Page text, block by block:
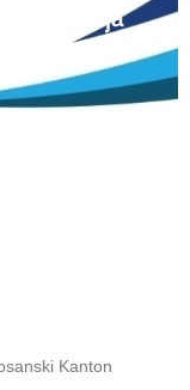
Središnja
godini
Kanton